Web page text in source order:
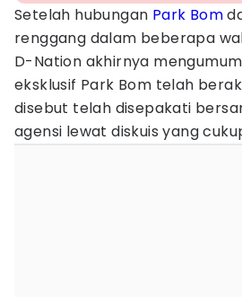
Setelah hubungan Park Bom
renggang dalam beberapa
D-Nation akhirnya
eksklusif Park Bom telah
disebut telah disepakati
agensi lewat diskuis yang